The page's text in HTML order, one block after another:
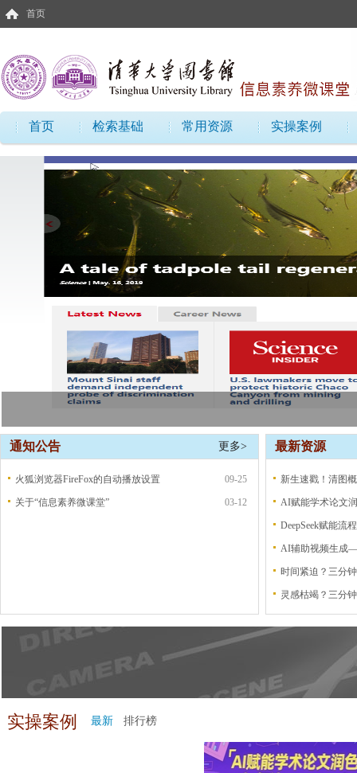
首页
首页 检索基础 常用资源 实操案例
通知公告 更多>
火狐浏览器FireFox的自动播放设置 09-25
关于“信息素养微课堂” 03-12
最新资源
新生速戳！清图
DeepSeek赋能流
AI辅助视频生成
灵感枯竭？三分
实操案例 最新 排行榜